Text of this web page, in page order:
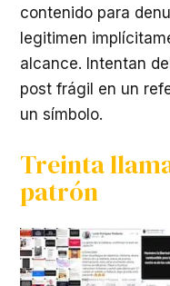
contenido para
legitimen
alcance. Intentan
post frágil en un
un símbolo.
Treinta
patrón